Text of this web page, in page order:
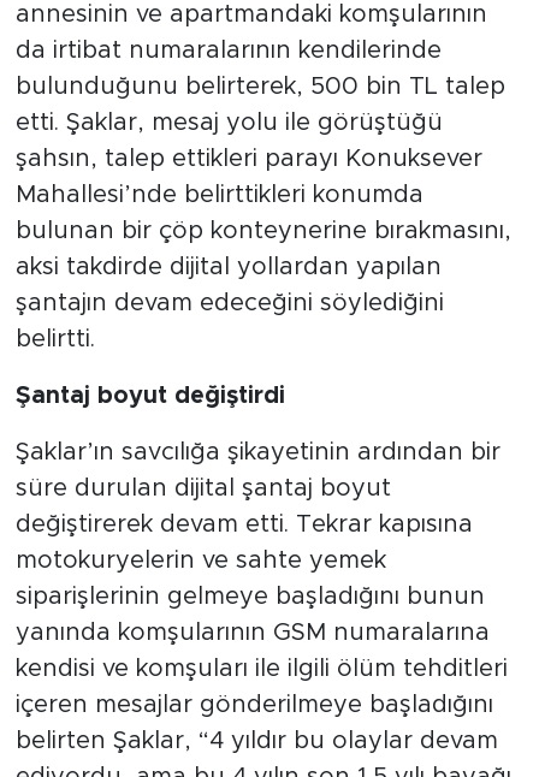
annesinin ve apartmandaki komşularının
da irtibat numaralarının kendilerinde
bulunduğunu belirterek, 500 bin TL talep
etti. Şaklar, mesaj yolu ile görüştüğü
şahsın, talep ettikleri parayı Konuksever
Mahallesi’nde belirttikleri konumda
bulunan bir çöp konteynerine bırakmasını,
aksi takdirde dijital yollardan yapılan
şantajın devam edeceğini söylediğini
belirtti.
Şantaj boyut değiştirdi
Şaklar’ın savcılığa şikayetinin ardından bir
süre durulan dijital şantaj boyut
değiştirerek devam etti. Tekrar kapısına
motokuryelerin ve sahte yemek
siparişlerinin gelmeye başladığını bunun
yanında komşularının GSM numaralarına
kendisi ve komşuları ile ilgili ölüm tehditleri
içeren mesajlar gönderilmeye başladığını
belirten Şaklar, “4 yıldır bu olaylar devam